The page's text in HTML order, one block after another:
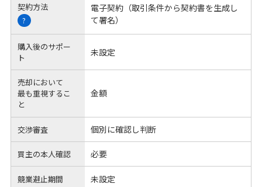
契約方法
?
電子契約（取引条件から契約書を生成し
て署名）
購入後のサポー
ト
未設定
売却において
最も重視するこ
と
金額
交渉審査 個別に確認し判断
買主の本人確認 必要
競業避止期間 未設定